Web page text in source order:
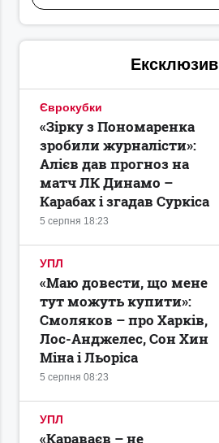
Ексклюзив
Єврокубки
5 серпня 18:23
«Зірку з Пономаренка
зробили журналісти»:
Алієв дав прогноз на
матч ЛК Динамо –
Карабах і згадав Суркіса
УПЛ
5 серпня 08:23
«Маю довести, що мене
тут можуть купити»:
Смоляков – про Харків,
Лос-Анджелес, Сон Хин
Міна і Льоріса
УПЛ
«Караваєв – не